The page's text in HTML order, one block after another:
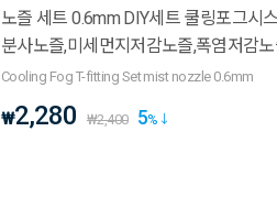
노즐 세트 0.6mm DIY세트 쿨링포그시
분사노즐,미세먼지저감노즐,폭염저감
Cooling Fog T-fitting Set mist nozzle 0.6mm
₩2,280 ₩2,400 5%